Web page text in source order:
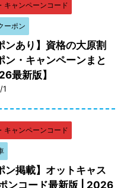
キャンペーンコード
ーポン
ンあり】資格の大原割
ン・キャンペーンまと
最新版】
キャンペーンコード
ン掲載】オットキャス
ンコード最新版 | 2026